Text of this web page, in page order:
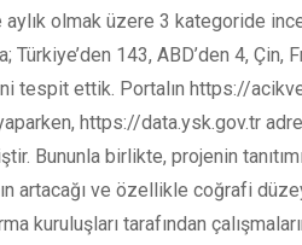
olmak üzere 3 kategoride
Türkiye’den 143, ABD’den 4, Çin,
tespit ettik. Portalın https://
https://data.ysk.gov.tr
Bununla birlikte, projenin
artacağı ve özellikle coğrafi
kuruluşları tarafından